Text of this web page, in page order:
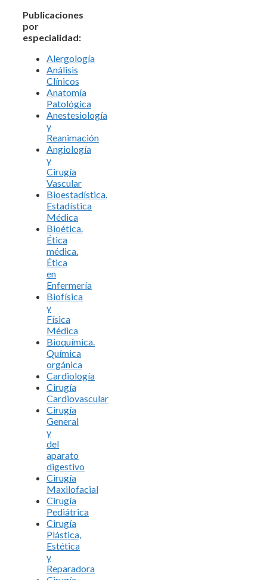
Publicaciones
por
especialidad:
Alergología
Análisis
Clínicos
Anatomía
Patológica
Anestesiología
y
Reanimación
Angiología
y
Cirugía
Vascular
Bioestadística.
Estadística
Médica
Bioética.
Ética
médica.
Ética
en
Enfermería
Biofísica
y
Física
Médica
Bioquímica.
Química
orgánica
Cardiología
Cirugía
Cardiovascular
Cirugía
General
y
del
aparato
digestivo
Cirugía
Maxilofacial
Cirugía
Pediátrica
Cirugía
Plástica,
Estética
y
Reparadora